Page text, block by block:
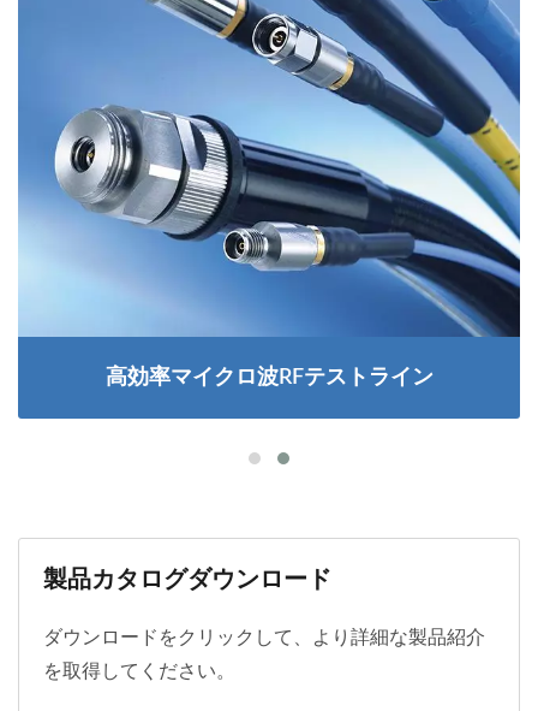
高効率マイクロ波RFテストライン
製品カタログダウンロード
ダウンロードをクリックして、より詳細な製品紹介
を取得してください。